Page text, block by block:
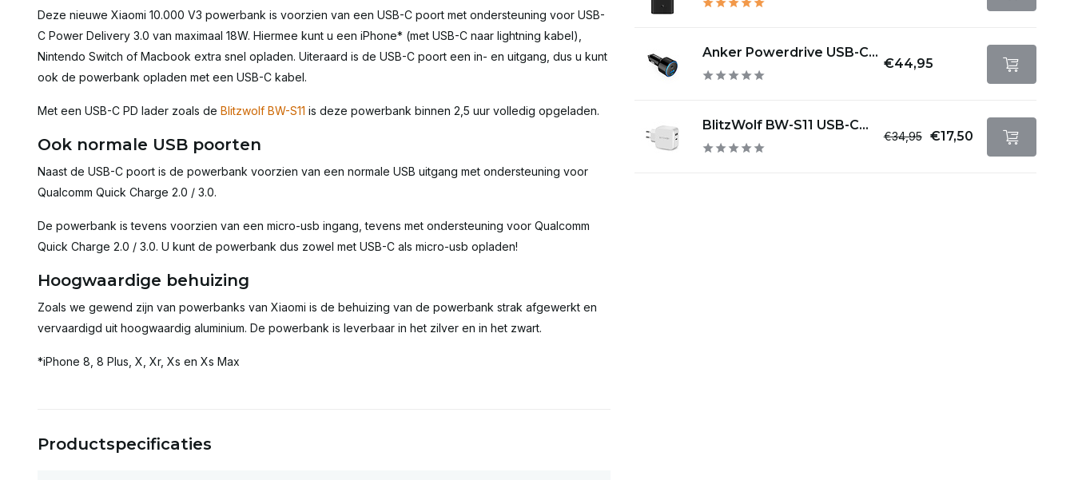
Deze nieuwe Xiaomi 10.000 V3 powerbank is voorzien van een USB-C poort met ondersteuning voor USB-
C Power Delivery 3.0 van maximaal 18W. Hiermee kunt u een iPhone* (met USB-C naar lightning kabel),
Nintendo Switch of Macbook extra snel opladen. Uiteraard is de USB-C poort een in- en uitgang, dus u kunt
ook de powerbank opladen met een USB-C kabel.
Met een USB-C PD lader zoals de Blitzwolf BW-S11 is deze powerbank binnen 2,5 uur volledig opgeladen.
Ook normale USB poorten
Naast de USB-C poort is de powerbank voorzien van een normale USB uitgang met ondersteuning voor
Qualcomm Quick Charge 2.0 / 3.0.
De powerbank is tevens voorzien van een micro-usb ingang, tevens met ondersteuning voor Qualcomm
Quick Charge 2.0 / 3.0. U kunt de powerbank dus zowel met USB-C als micro-usb opladen!
Hoogwaardige behuizing
Zoals we gewend zijn van powerbanks van Xiaomi is de behuizing van de powerbank strak afgewerkt en
vervaardigd uit hoogwaardig aluminium. De powerbank is leverbaar in het zilver en in het zwart.
*iPhone 8, 8 Plus, X, Xr, Xs en Xs Max
Productspecificaties
Anker Powerdrive USB-C...
€44,95
BlitzWolf BW-S11 USB-C...
€34,95 €17,50